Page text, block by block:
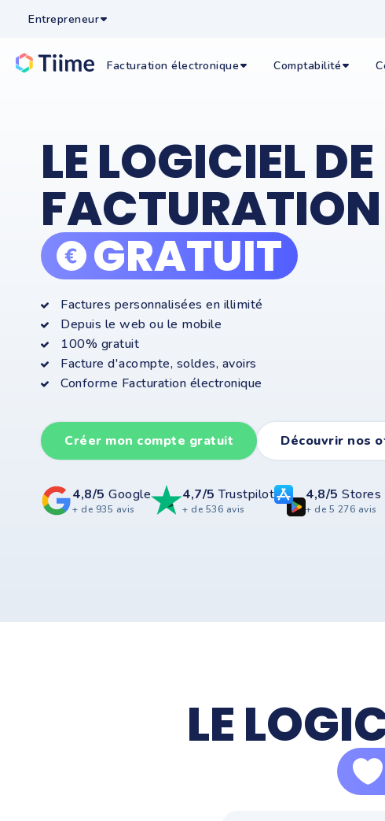
Entrepreneur
Facturation électronique Comptabilité
LE LOGICIEL DE
FACTURATION
GRATUIT
Factures personnalisées en illimité
Depuis le web ou le mobile
100% gratuit
Facture d'acompte, soldes, avoirs
Conforme Facturation électronique
Créer mon compte gratuit Découvrir nos
4,8/5 Google
+ de 935 avis
4,7/5 Trustpilot
+ de 536 avis
4,8/5 Stores
+ de 5 276 avis
LE